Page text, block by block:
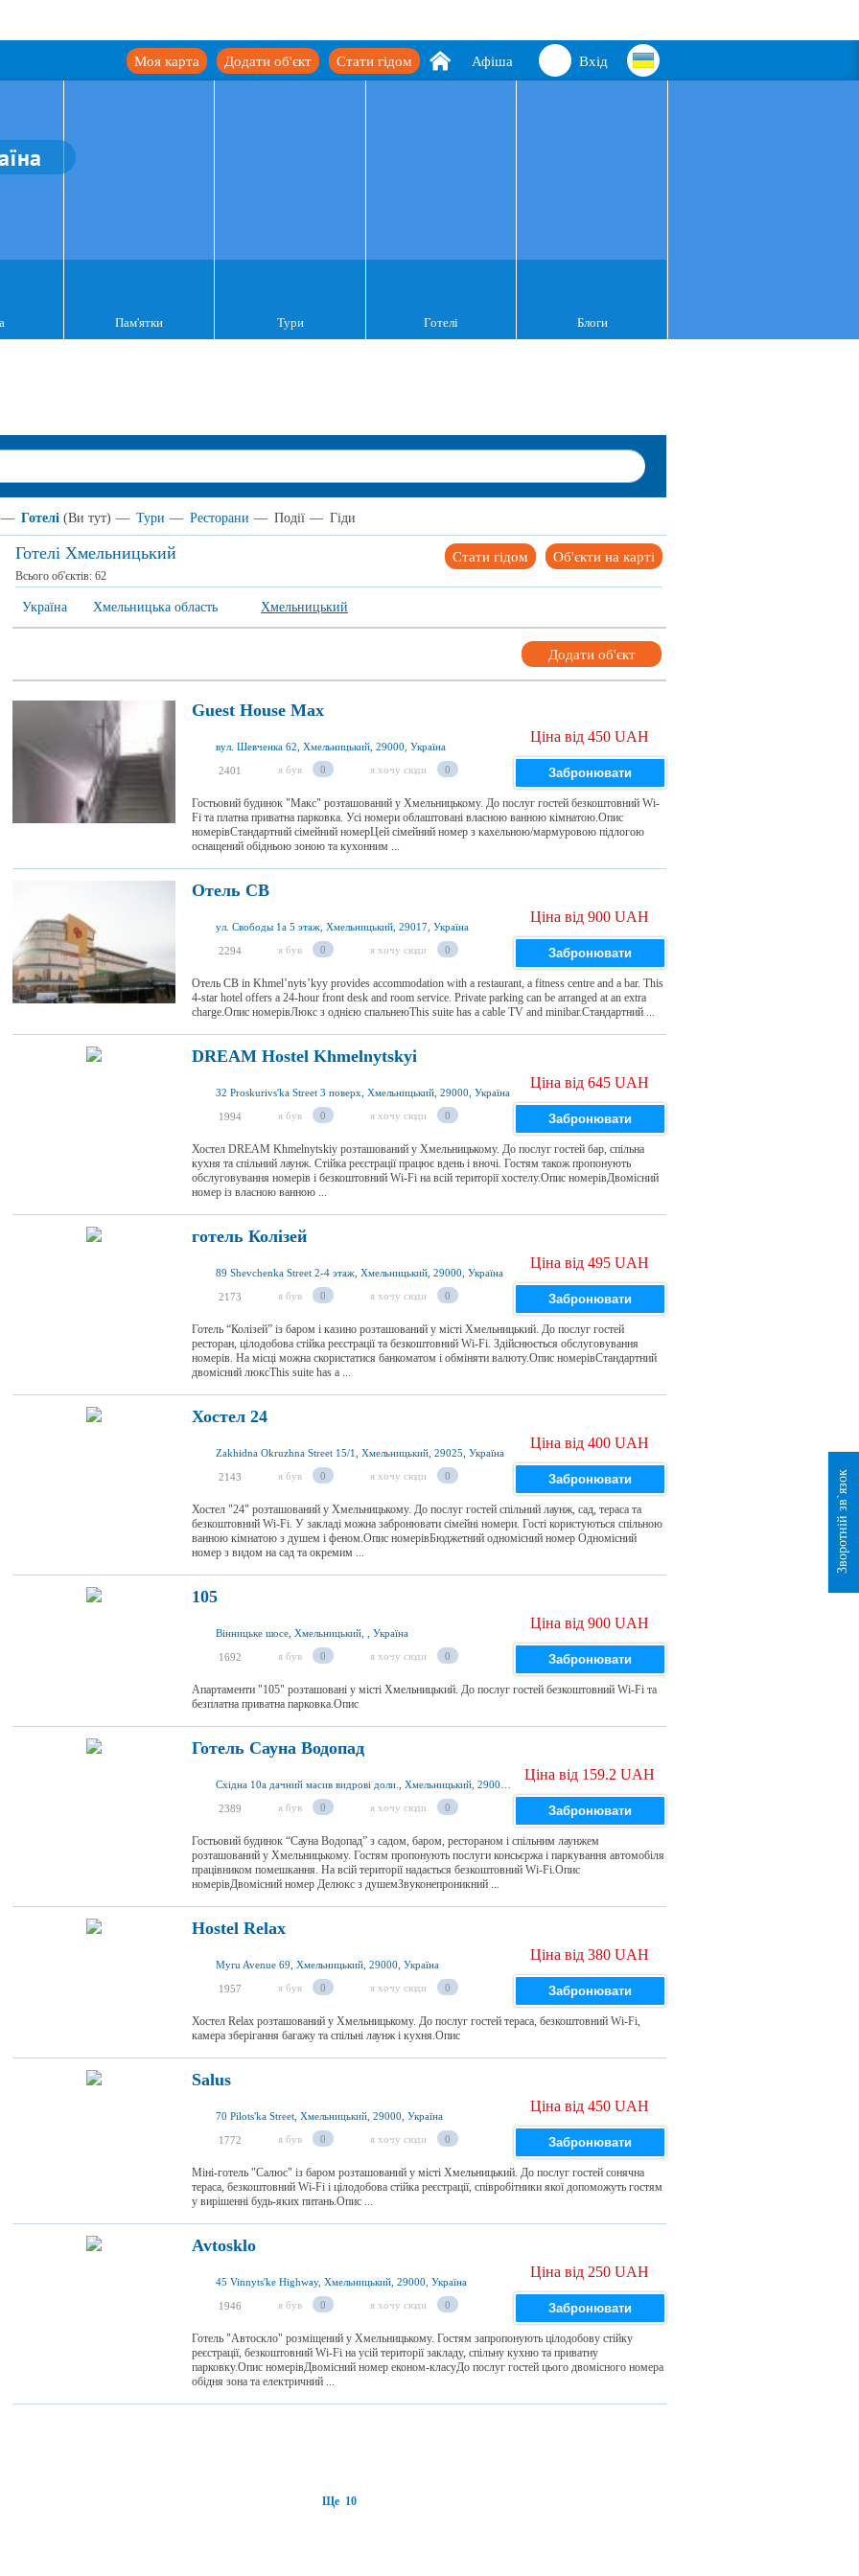
Вхід
Афіша
Стати гідом
Додати об'єкт
Моя карта
Пам'ятки Тури Готелі Блоги
— Готелі (Ви тут) — Тури — Ресторани — Події — Гіди
Готелі Хмельницький Об'єкти на карті
Стати гідом
Всього об'єктів: 62
Україна Хмельницька область Хмельницький
Додати об'єкт
Guest House Max
вул. Шевченка 62, Хмельницький, 29000, Україна
2401 я був 0 я хочу сюди 0
Ціна від 450 UAH
Забронювати
Гостьовий будинок "Макс" розташований у Хмельницькому. До послуг гостей безкоштовний Wi-
Fi та платна приватна парковка. Усі номери облаштовані власною ванною кімнатою.Опис
номерівСтандартний сімейний номерЦей сімейний номер з кахельною/мармуровою підлогою
оснащений обідньою зоною та кухонним ...
Отель СВ
ул. Свободы 1а 5 этаж, Хмельницький, 29017, Україна
2294 я був 0 я хочу сюди 0
Ціна від 900 UAH
Забронювати
Отель СВ in Khmelʼnytsʼkyy provides accommodation with a restaurant, a fitness centre and a bar. This
4-star hotel offers a 24-hour front desk and room service. Private parking can be arranged at an extra
charge.Опис номерівЛюкс з однією спальнеюThis suite has a cable TV and minibar.Стандартний ...
DREAM Hostel Khmelnytskyi
32 Proskurivs'ka Street 3 поверх, Хмельницький, 29000, Україна
1994 я був 0 я хочу сюди 0
Ціна від 645 UAH
Забронювати
Хостел DREAM Khmelnytskiy розташований у Хмельницькому. До послуг гостей бар, спільна
кухня та спільний лаунж. Стійка реєстрації працює вдень і вночі. Гостям також пропонують
обслуговування номерів і безкоштовний Wi-Fi на всій території хостелу.Опис номерівДвомісний
номер із власною ванною ...
готель Колізей
89 Shevchenka Street 2-4 этаж, Хмельницький, 29000, Україна
2173 я був 0 я хочу сюди 0
Ціна від 495 UAH
Забронювати
Готель “Колізей” із баром і казино розташований у місті Хмельницький. До послуг гостей
ресторан, цілодобова стійка реєстрації та безкоштовний Wi-Fi. Здійснюється обслуговування
номерів. На місці можна скористатися банкоматом і обміняти валюту.Опис номерівСтандартний
двомісний люксThis suite has a ...
Хостел 24
Zakhidna Okruzhna Street 15/1, Хмельницький, 29025, Україна
2143 я був 0 я хочу сюди 0
Ціна від 400 UAH
Забронювати
Хостел "24" розташований у Хмельницькому. До послуг гостей спільний лаунж, сад, тераса та
безкоштовний Wi-Fi. У закладі можна забронювати сімейні номери. Гості користуються спільною
ванною кімнатою з душем і феном.Опис номерівБюджетний одномісний номер Одномісний
номер з видом на сад та окремим ...
105
Вінницьке шосе, Хмельницький, , Україна
1692 я був 0 я хочу сюди 0
Ціна від 900 UAH
Забронювати
Апартаменти "105" розташовані у місті Хмельницький. До послуг гостей безкоштовний Wi-Fi та
безплатна приватна парковка.Опис
Готель Сауна Водопад
2389 я був 0 я хочу сюди 0
Ціна від 159.2 UAH
Забронювати
Гостьовий будинок “Сауна Водопад” з садом, баром, рестораном і спільним лаунжем
розташований у Хмельницькому. Гостям пропонують послуги консьєржа і паркування автомобіля
працівником помешкання. На всій території надається безкоштовний Wi-Fi.Опис
номерівДвомісний номер Делюкс з душемЗвуконепроникний ...
Hostel Relax
Myru Avenue 69, Хмельницький, 29000, Україна
1957 я був 0 я хочу сюди 0
Ціна від 380 UAH
Забронювати
Хостел Relax розташований у Хмельницькому. До послуг гостей тераса, безкоштовний Wi-Fi,
камера зберігання багажу та спільні лаунж і кухня.Опис
Salus
70 Pilots'ka Street, Хмельницький, 29000, Україна
1772 я був 0 я хочу сюди 0
Ціна від 450 UAH
Забронювати
Міні-готель "Салюс" із баром розташований у місті Хмельницький. До послуг гостей сонячна
тераса, безкоштовний Wi-Fi і цілодобова стійка реєстрації, співробітники якої допоможуть гостям
у вирішенні будь-яких питань.Опис ...
Avtosklo
45 Vinnyts'ke Highway, Хмельницький, 29000, Україна
1946 я був 0 я хочу сюди 0
Ціна від 250 UAH
Забронювати
Готель "Автоскло" розміщений у Хмельницькому. Гостям запропонують цілодобову стійку
реєстрації, безкоштовний Wi-Fi на усій території закладу, спільну кухню та приватну
парковку.Опис номерівДвомісний номер економ-класуДо послуг гостей цього двомісного номера
обідня зона та електричний ...
Ще 10
Зворотній зв`язок